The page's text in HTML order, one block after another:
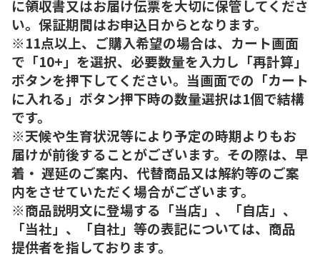
に領収書又はお届け伝票を大切に保管してくださ
い。保証期間はお申込日からとなります。
※11点以上、ご購入希望の場合は、カート画面
で「10+」を選択、必要数量を入力し「再計算」
ボタンを押下してください。当画面での「カート
に入れる」ボタン押下時の数量選択は1個で結構
です。
※天候や生育状況等により予定の時期よりもお
届けが前後することがございます。その際は、早
着・ 遅延のご案内、代替商品又は解約等のご案
内をさせていただく場合がございます。
※商品説明文に登場する「当店」、「自店」、
「当社」、「自社」等の表記については、商品
提供者を指しております。